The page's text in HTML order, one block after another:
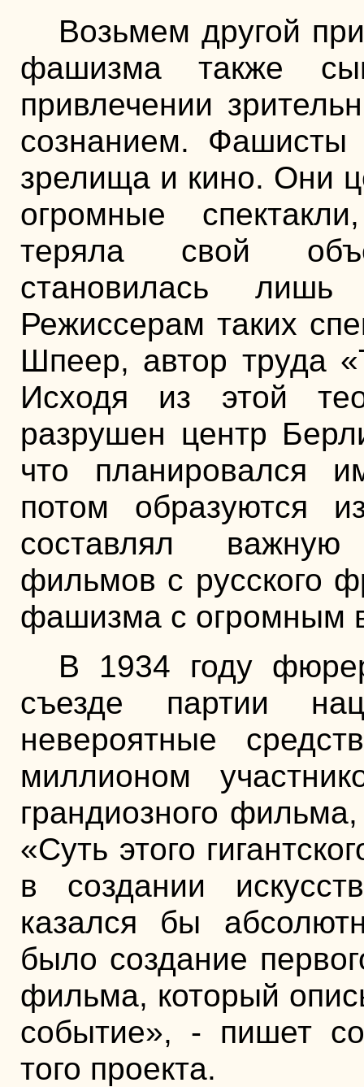
Возьмем другой
фашизма также
привлечении
сознанием. Фашисты
зрелища и кино. Они
огромные
теряла свой
становилась лишь
Режиссерам таких
Шпеер, автор труда
Исходя из этой
разрушен центр
что планировался
потом образуются
составлял
фильмов с русского
фашизма с огромным
В 1934 году
съезде партии
невероятные
миллионом
грандиозного
«Суть этого
в создании
казался бы
было создание
фильма, который
событие», - пишет
того проекта.